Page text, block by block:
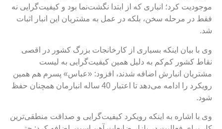
موجودیت کرد؛ انباری که از ابتدا نگشت‌نما بود و کیفیت‌گرایی نه
فقط در مرحله سخن، بلکه در عمل به مشتریان این انبار اثبات
شد.
وی با بیان اینکه بسیاری از کارخانجات بزرگ کشور در اقصی
نقاط کشور کم‌کم به دلیل همین کیفیت‌گرایی به لیست
مشتریان انبارش اضافه شدند، افزود: «عباس» پسرم هم همین
رویکرد را ادامه می‌دهد تا اعتبار 40 ساله انبارمان همچنان حفظ
شود.
وی با اشاره به اینکه رویکرد کیفیت‌گرایی و صداقت منطقی‌ترین